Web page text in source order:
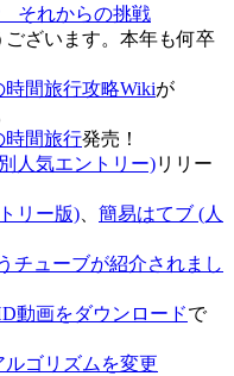
それからの挑戦
ざいます。本年も何卒
間旅行攻略Wikiが
時間旅行発売！
人気エントリー)リリー
リー版)
簡易はてブ (人
チューブが紹介されまし
動画をダウンロードで
ゴリズムを変更